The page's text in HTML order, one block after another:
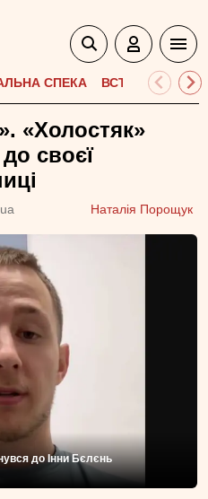
СПЕКА ВСТУПНА
«Холостяк»
своєї
Наталія Порощук
до Інни Бєлєнь